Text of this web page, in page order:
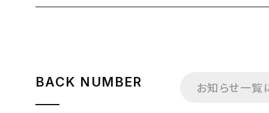
BACK NUMBER お知らせ一覧